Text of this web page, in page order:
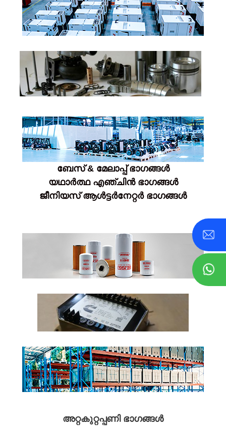
ബേസ് & മേലാപ്പ് ഭാഗങ്ങൾ
യഥാർത്ഥ എഞ്ചിൻ ഭാഗങ്ങൾ
ജീനിയസ് ആൾട്ടർനേറ്റർ ഭാഗങ്ങൾ
അറ്റകുറ്റപ്പണി ഭാഗങ്ങൾ